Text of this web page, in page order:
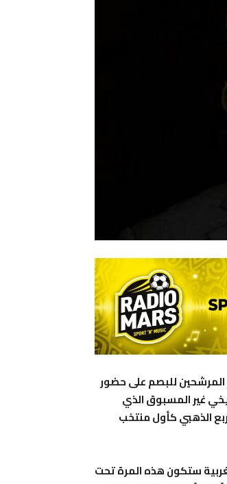
المرشحين للبصم على حضور
الإنجاز التاريخي غير المسبوق الذي
طريقهم نحو المربع الذهبي كأول منتخب
ستكون هذه المرة تحت